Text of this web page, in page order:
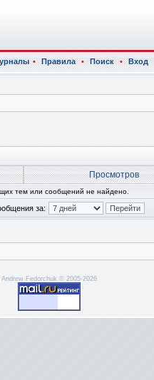
урналы • Правила • Поиск • Вход
Просмотров
тем или сообщений не найдено.
за:
Andrew Fedorchuk © 2005-2026